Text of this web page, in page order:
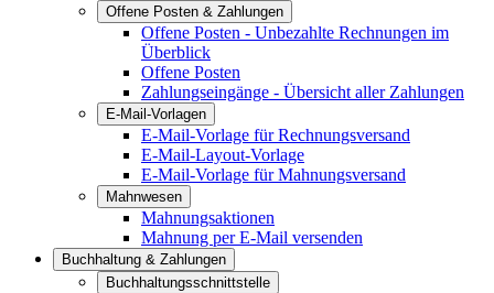
Offene Posten & Zahlungen
Offene Posten - Unbezahlte Rechnungen im
Überblick
Offene Posten
Zahlungseingänge - Übersicht aller Zahlungen
E-Mail-Vorlagen
E-Mail-Vorlage für Rechnungsversand
E-Mail-Layout-Vorlage
E-Mail-Vorlage für Mahnungsversand
Mahnwesen
Mahnungsaktionen
Mahnung per E-Mail versenden
Buchhaltung & Zahlungen
Buchhaltungsschnittstelle